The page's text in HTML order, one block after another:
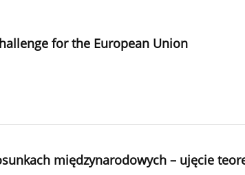
for the European Union
międzynarodowych – ujęcie